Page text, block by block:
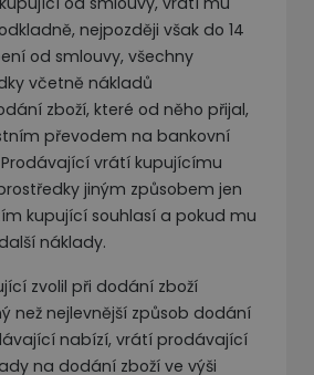
nejpozději však do 14
od smlouvy, všechny
včetně nákladů
zboží, které od něho přijal,
převodem na bankovní
vrátí kupujícímu
jiným způsobem jen
kupující souhlasí a pokud mu
náklady.
zvolil při dodání zboží
než nejlevnější způsob dodání
nabízí, vrátí prodávající
na dodání zboží ve výši